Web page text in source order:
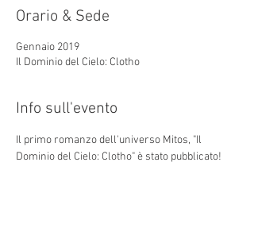
Orario & Sede
Gennaio 2019
Il Dominio del Cielo: Clotho
Info sull'evento
Il primo romanzo dell'universo Mitos, "Il
Dominio del Cielo: Clotho" è stato pubblicato!